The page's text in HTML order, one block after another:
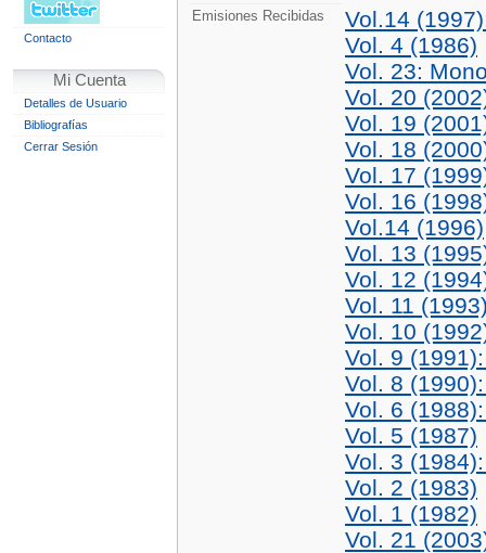
Contacto
Mi Cuenta
Detalles de Usuario
Bibliografías
Cerrar Sesión
Emisiones Recibidas
Vol.14
Vol. 4 (1986)
Vol. 23:
Vol. 20
Vol. 19
Vol. 18
Vol. 17
Vol. 16
Vol.14 (1996)
Vol. 13
Vol. 12
Vol. 11
Vol. 10
Vol. 9
Vol. 8
Vol. 6
Vol. 5 (1987)
Vol. 3
Vol. 2 (1983)
Vol. 1 (1982)
Vol. 21